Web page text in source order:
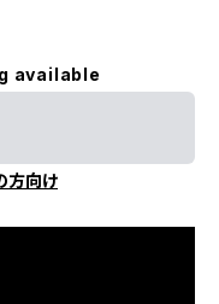
available
方向け